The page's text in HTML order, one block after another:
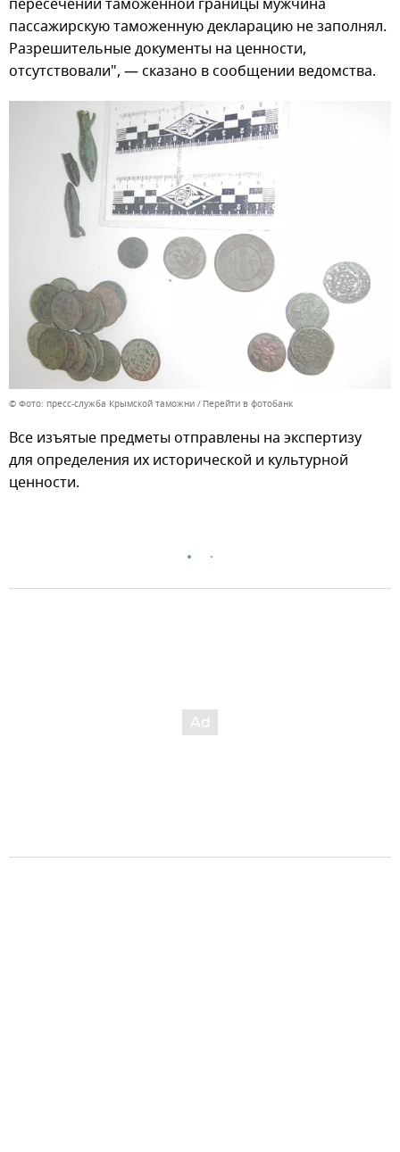
пересечении таможенной границы мужчина
пассажирскую таможенную декларацию не заполнял.
Разрешительные документы на ценности,
отсутствовали", — сказано в сообщении ведомства.
© Фото: пресс-служба Крымской таможни Перейти в фотобанк
Все изъятые предметы отправлены на экспертизу
для определения их исторической и культурной
ценности.